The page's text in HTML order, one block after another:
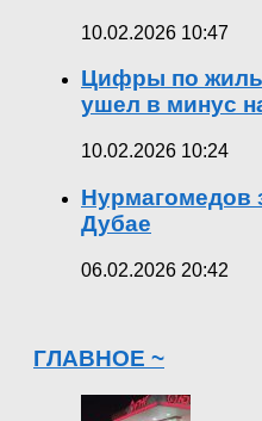
10.02.2026 10:47
Цифры по
ушел в минус
10.02.2026 10:24
Нурмагомедов
Дубае
06.02.2026 20:42
ГЛАВНОЕ ~